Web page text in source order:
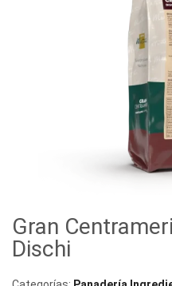
Gran
Dischi